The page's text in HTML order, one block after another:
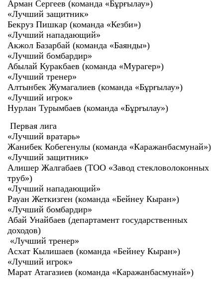
Арман Сергеев (команда «Бұрғылау»)
«Лучший защитник»
Бекруз Пишкар (команда «Кезби»)
«Лучший нападающий»
Акжол Базарбай (команда «Баянды»)
«Лучший бомбардир»
Абылай Куракбаев (команда «Мурагер»)
«Лучший тренер»
Алтынбек Жумагалиев (команда «Бұрғылау»)
«Лучший игрок»
Нурлан Турымбаев (команда «Бұрғылау»)
Первая лига
«Лучший вратарь»
Жанибек Кобегенулы (команда «Каражанбасмунай»)
«Лучший защитник»
Алишер Жалгабаев (ТОО «Завод стекловолоконных
труб»)
«Лучший нападающий»
Рауан Жеткизген (команда «Бейнеу Кыран»)
«Лучший бомбардир»
Абай Унайбаев (департамент государственных
доходов)
«Лучший тренер»
Асхат Кылишаев (команда «Бейнеу Кыран»)
«Лучший игрок»
Марат Атагазиев (команда «Каражанбасмунай»)